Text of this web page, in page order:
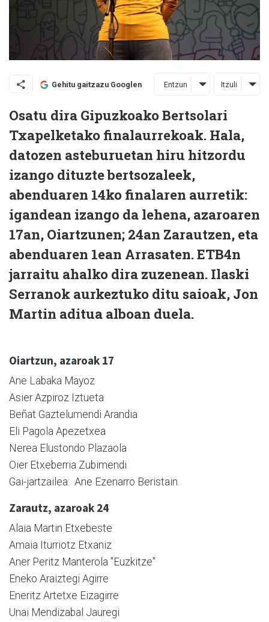
Gehitu gaitzazu Googlen Entzun Itzuli
Osatu dira Gipuzkoako Bertsolari
Txapelketako finalaurrekoak. Hala,
datozen asteburuetan hiru hitzordu
izango dituzte bertsozaleek,
abenduaren 14ko finalaren aurretik:
igandean izango da lehena, azaroaren
17an, Oiartzunen; 24an Zarautzen, eta
abenduaren 1ean Arrasaten. ETB4n
jarraitu ahalko dira zuzenean. Ilaski
Serranok aurkeztuko ditu saioak, Jon
Martin aditua alboan duela.
Oiartzun, azaroak 17
Ane Labaka Mayoz
Asier Azpiroz Iztueta
Beñat Gaztelumendi Arandia
Eli Pagola Apezetxea
Nerea Elustondo Plazaola
Oier Etxeberria Zubimendi
Gai-jartzailea: Ane Ezenarro Beristain.
Zarautz, azaroak 24
Alaia Martin Etxebeste
Amaia Iturriotz Etxaniz
Aner Peritz Manterola "Euzkitze"
Eneko Araiztegi Agirre
Eneritz Artetxe Eizagirre
Unai Mendizabal Jauregi